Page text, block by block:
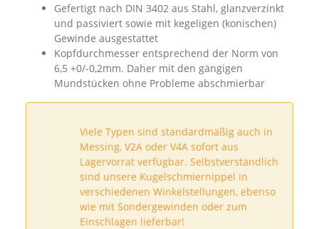
Gefertigt nach DIN 3402 aus Stahl, glanzverzinkt
und passiviert sowie mit kegeligen (konischen)
Gewinde ausgestattet
Kopfdurchmesser entsprechend der Norm von
6,5 +0/-0,2mm. Daher mit den gängigen
Mundstücken ohne Probleme abschmierbar
Viele Typen sind standardmäßig auch in
Messing, V2A oder V4A sofort aus
Lagervorrat verfügbar. Selbstverständlich
sind unsere Kugelschmiernippel in
verschiedenen Winkelstellungen, ebenso
wie mit Sondergewinden oder zum
Einschlagen lieferbar!